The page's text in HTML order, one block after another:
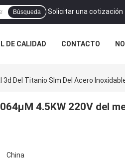
Solicitar una cotización
Búsqueda
DE CALIDAD CONTACTO
3d Del Titanio Slm Del Acero
4.5KW 220V del
China